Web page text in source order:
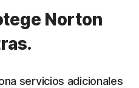
Norton
servicios adicionales